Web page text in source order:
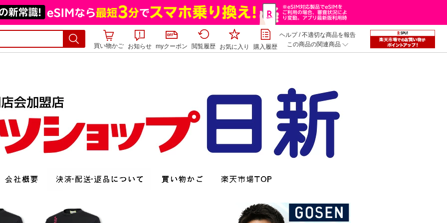
買い物かご お知らせ myクーポン 閲覧履歴 お気に入り 購入履歴
ヘルプ/不適切な商品を報告
この商品の関連商品